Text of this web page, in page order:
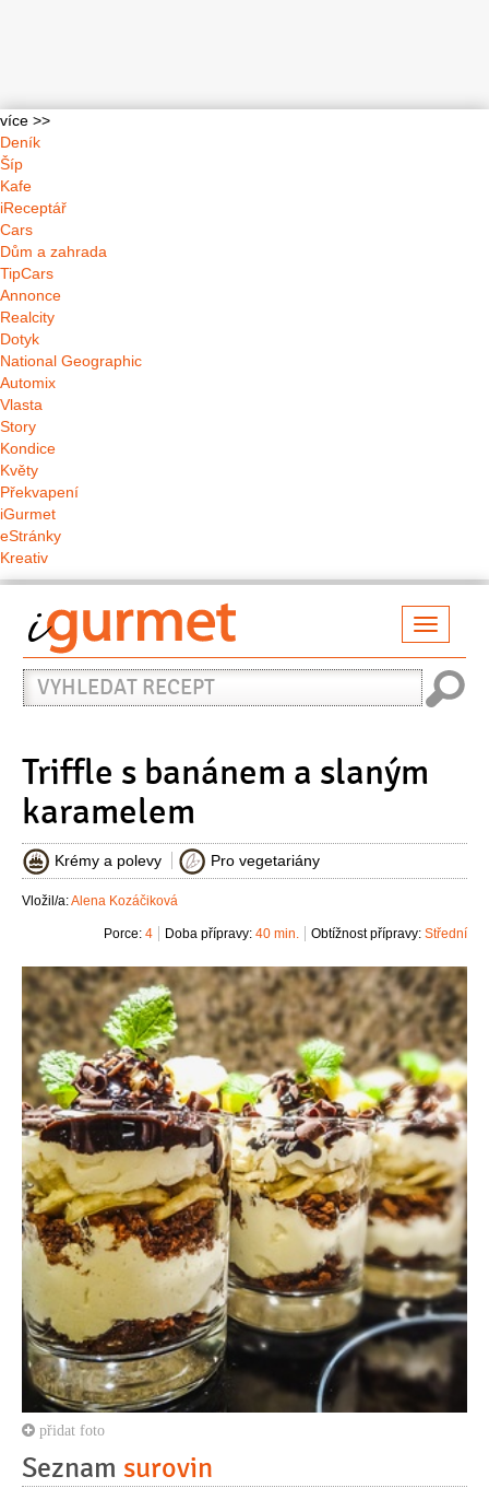
více >>
Deník
Šíp
Kafe
iReceptář
Cars
Dům a zahrada
TipCars
Annonce
Realcity
Dotyk
National Geographic
Automix
Vlasta
Story
Kondice
Květy
Překvapení
iGurmet
eStránky
Kreativ
Vyhledat
recept
Triffle s banánem a slaným
karamelem
Krémy a polevy Pro vegetariány
Vložil/a:Alena Kozáčiková
Obtížnost přípravy: Střední
Doba přípravy: 40 min.
Porce: 4
přidat foto
Seznam surovin